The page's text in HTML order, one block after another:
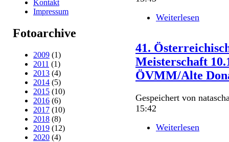
Kontakt
Impressum
Fotoarchive
2009 (1)
2011 (1)
2013 (4)
2014 (5)
2015 (10)
2016 (6)
2017 (10)
2018 (8)
2019 (12)
2020 (4)
Weiterlesen
41.
Meisterschaft
ÖVMM/Alte
Gespeichert von
15:42
Weiterlesen